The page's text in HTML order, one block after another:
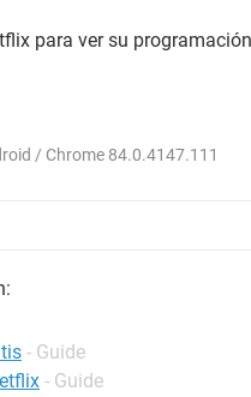
para ver su
/ Chrome 84.0.4147.111
- Guide
- Guide